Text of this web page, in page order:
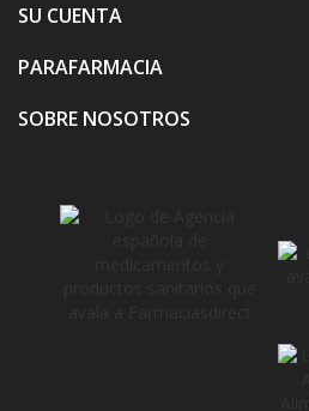
SU CUENTA
PARAFARMACIA
SOBRE NOSOTROS